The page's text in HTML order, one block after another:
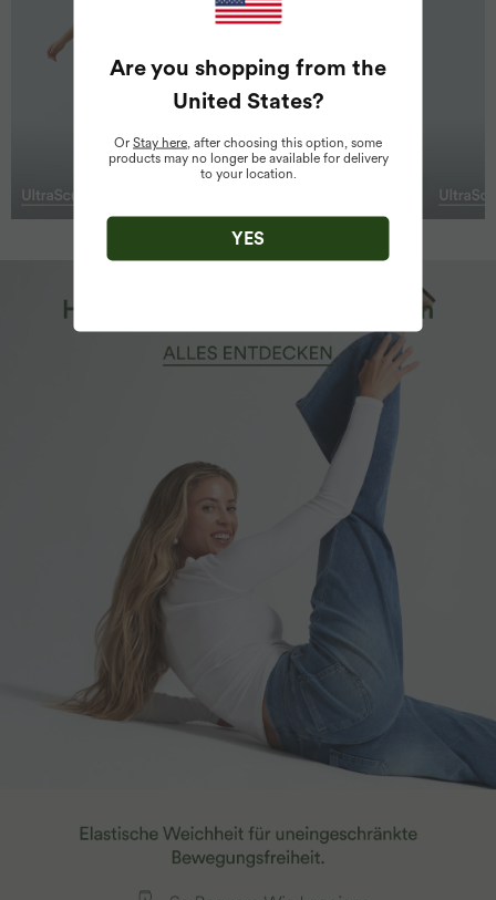
Are you shopping from the
United States?
Or Stay here , after choosing this option, some
products may no longer be available for delivery
to your location.
YES